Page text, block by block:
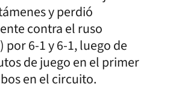
y perdió
contra el ruso
por 6-1 y 6-1, luego de
de juego en el primer
en el circuito.